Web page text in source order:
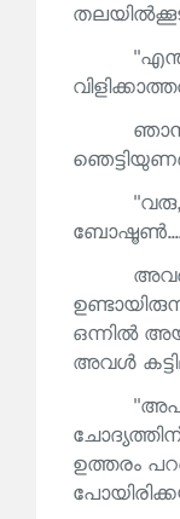
ഒന്നിൽ
അവൾ
ഉത്തരം